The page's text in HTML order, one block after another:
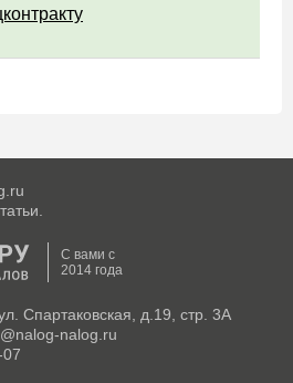
С вами с
2014 года
Спартаковская, д.19, стр. 3А
nalog.ru